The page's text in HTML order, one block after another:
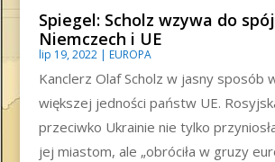
Spiegel: Scholz wzywa do
Niemczech i UE
lip 19, 2022| EUROPA
Kanclerz Olaf Scholz w jasny sposób
większej jedności państw UE.
przeciwko Ukrainie nie tylko
jej miastom, ale „obróciła w gruzy